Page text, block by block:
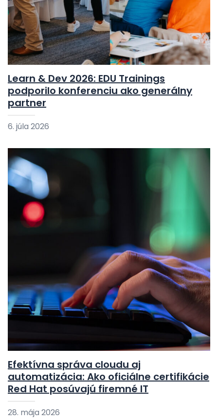
Learn & Dev 2026: EDU Trainings
podporilo konferenciu ako generálny
partner
6. júla 2026
Efektívna správa cloudu aj
automatizácia: Ako oficiálne certifikácie
Red Hat posúvajú firemné IT
28. mája 2026